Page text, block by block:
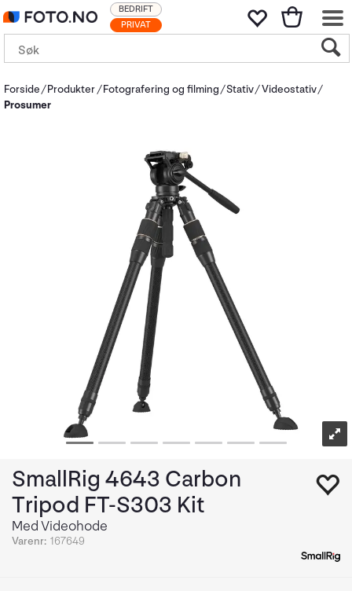
PRIVAT
BEDRIFT
Forside Produkter Fotografering og filming Stativ Videostativ
Prosumer
SmallRig 4643 Carbon
Tripod FT-S303 Kit
Med Videohode
Varenr: 167649